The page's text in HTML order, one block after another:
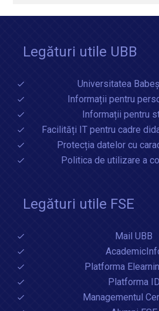
Legături utile UBB
Universitatea
Informații pentru
Informații pentru
Facilități IT pentru cadre
Protecția datelor cu
Politica de utilizare a
Legături utile FSE
Mail UBB
Platforma
Platforma ID
Managementul